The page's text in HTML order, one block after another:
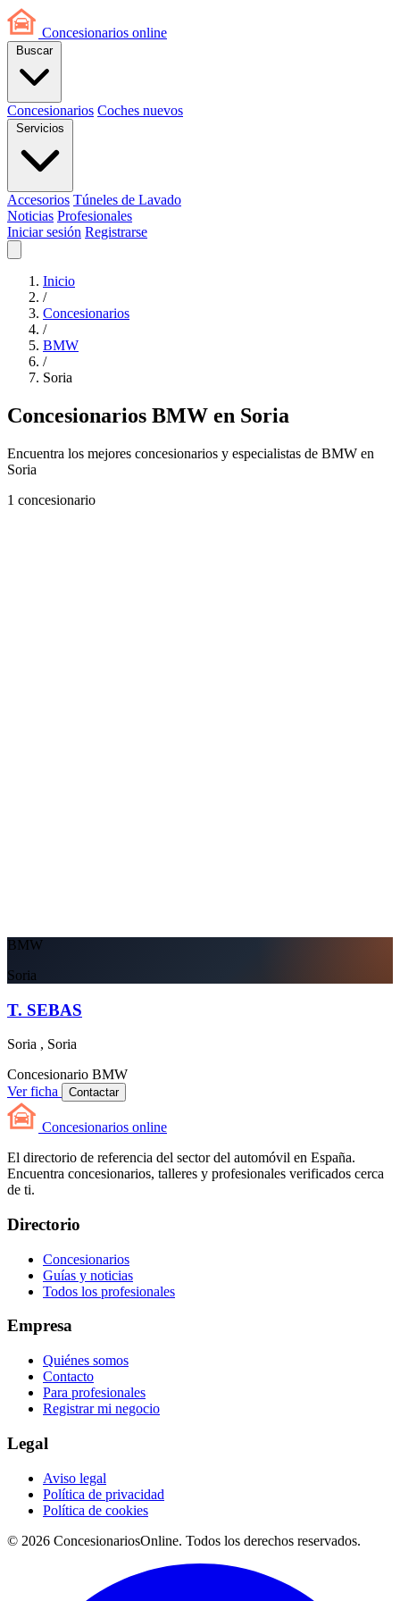
Concesionarios online
Buscar
Concesionarios Coches nuevos
Servicios
Accesorios Túneles de Lavado
Noticias Profesionales
Iniciar sesión Registrarse
Inicio
/
Concesionarios
/
BMW
/
Soria
Concesionarios BMW en Soria
Encuentra los mejores concesionarios y especialistas de BMW en
Soria
1 concesionario
BMW
Soria
T. SEBAS
Soria , Soria
Concesionario BMW
Ver ficha
Contactar
Concesionarios online
El directorio de referencia del sector del automóvil en España.
Encuentra concesionarios, talleres y profesionales verificados cerca
de ti.
Directorio
Concesionarios
Guías y noticias
Todos los profesionales
Empresa
Quiénes somos
Contacto
Para profesionales
Registrar mi negocio
Legal
Aviso legal
Política de privacidad
Política de cookies
© 2026 ConcesionariosOnline. Todos los derechos reservados.